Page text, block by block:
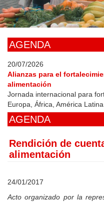
Skip
to
main
AGENDA
20/07/2026
Alianzas para el
alimentación
Jornada internacional para
Europa, África, América
AGENDA
Rendición de
alimentación
24/01/2017
Acto organizado por la